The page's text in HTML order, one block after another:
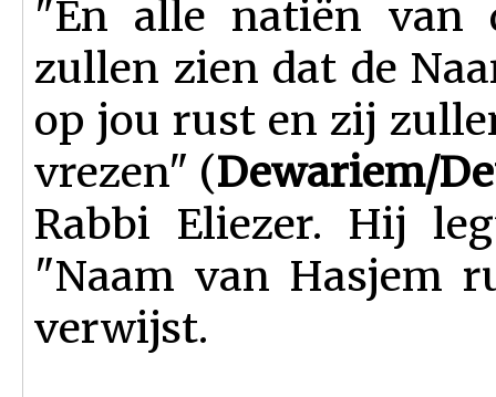
"En alle natiën van
zullen zien dat de
op jou rust en zij
vrezen" (Dewariem/
Rabbi Eliezer. Hij
"Naam van Hasjem
verwijst.